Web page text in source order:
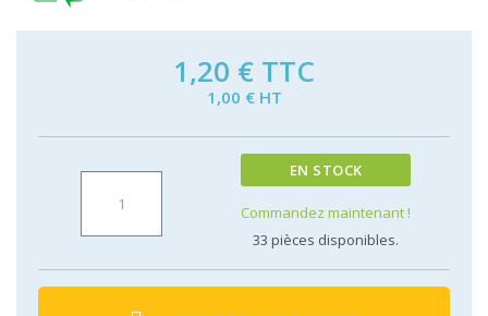
1,20 € TTC
1,00 € HT
EN STOCK
Commandez maintenant !
33 pièces disponibles.